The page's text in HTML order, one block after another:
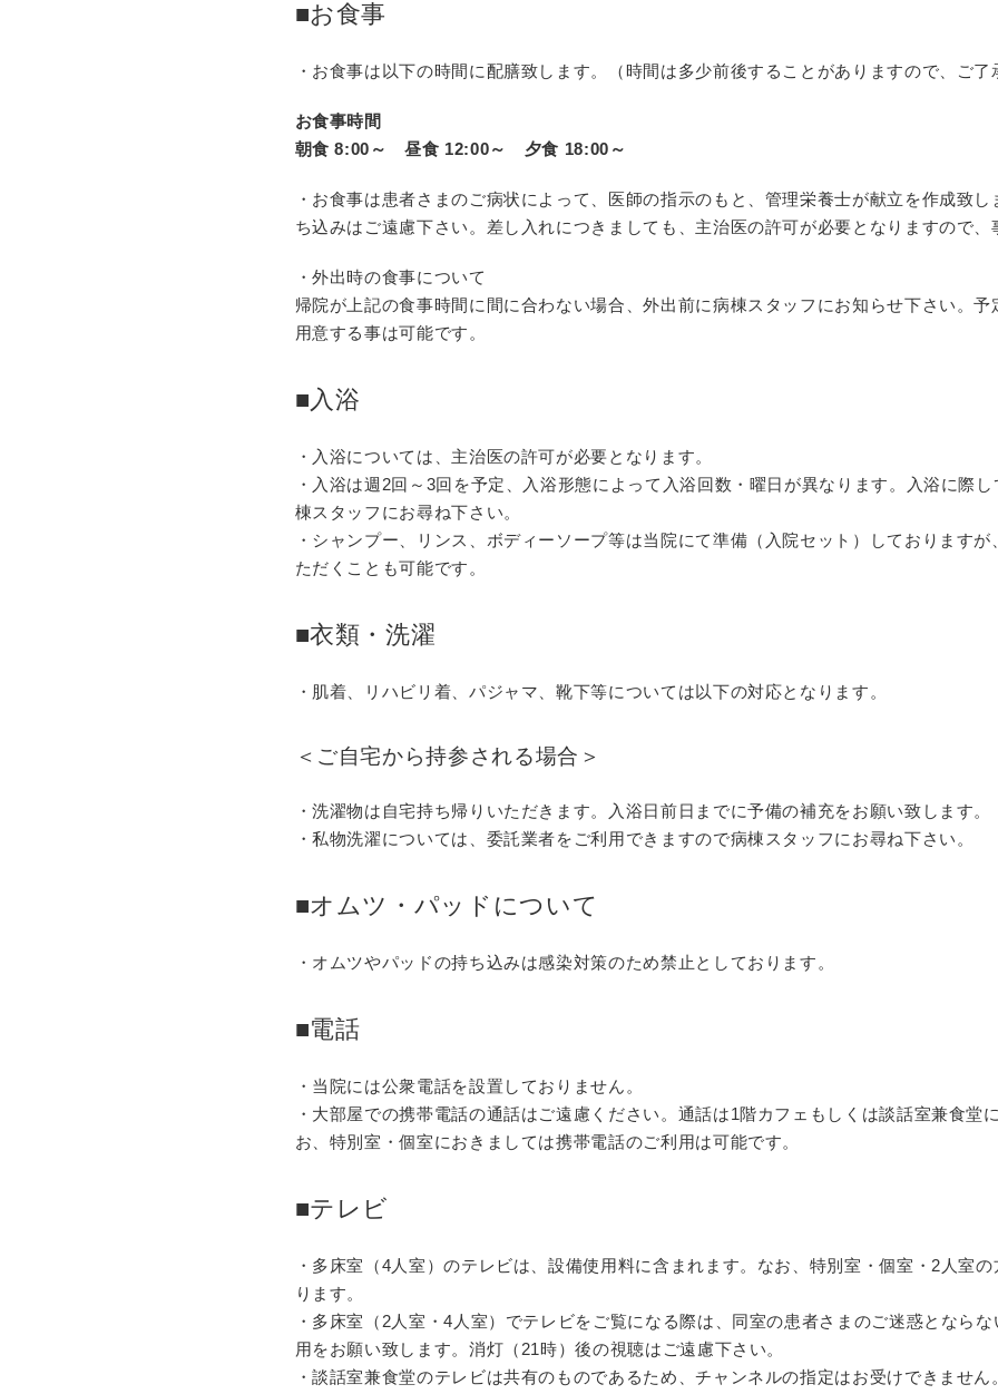
■お食事
・お食事は以下の時間に配膳致します。（時間は多少前後することがありますので、ご了
お食事時間
朝食 8:00～ 昼食 12:00～
夕食 18:00～
・お食事は患者さまのご病状によって、医師の指示のもと、管理栄養士が献立 を作成致し
ち込みはご遠慮下さい。差し入れにつきましても、主治医の許可が必要となりますので、
・外出時の食事について
帰院が上記の食事時間に間に合わない場合、外出前に病棟スタッフにお知 らせ下さい。
用意する事は可能です。
■入浴
・入浴については、主治医の許可が必要となります。
・入浴は週2回～3回を予定、入浴形態によって入浴回数・曜日が異なります。入浴に際
棟スタッフにお尋ね下さい。
・シャンプー、リンス、ボディーソープ等は当院にて準備 （入院セット） して おりますが
ただくことも可能です。
■衣類・洗濯
・肌着、リハビリ着、パジャマ、靴下等については以下の対応となります。
＜ご自宅から持参される場合＞
・洗濯物は自宅持ち帰りいただきます。入浴日前日までに予備の補充をお願い致します。
・私物洗濯については、委託業者をご利用できますので病棟スタッフにお尋ね下さい。
■オムツ・パッドについて
・オムツやパッドの持ち込みは感染対策のため禁止としております。
■電話
・当院には公衆電話を設置しておりません。
・大部屋での携帯電話の通話はご遠慮ください。通話は1階カフェもしくは談話室兼食堂
お、特別室・個室におきましては携帯電話のご利用は可能です。
■テレビ
・多床室（4人室）のテレビは、設備使用料に含まれます。 なお、特別室・個室・2人室
ります。
・多床室（2人室・4人室）でテレビをご覧になる際は、同室の患者さまのご迷惑となら
用をお願い致します。消灯 （21時）後の視聴はご遠慮下さい。
・談話室兼食堂のテレビは共有のものであるため、チャンネルの指定はお受けできません